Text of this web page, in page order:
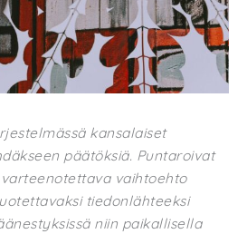
kansalaiset
päätöksiä. Puntaroivat
vaihtoehto
tiedonlähteeksi
niin paikallisella